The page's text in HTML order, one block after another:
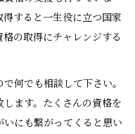
すると一生役に立つ国家
の取得にチャレンジする
何でも相談して下さい。
ます。たくさんの資格を
にも繋がってくると思い